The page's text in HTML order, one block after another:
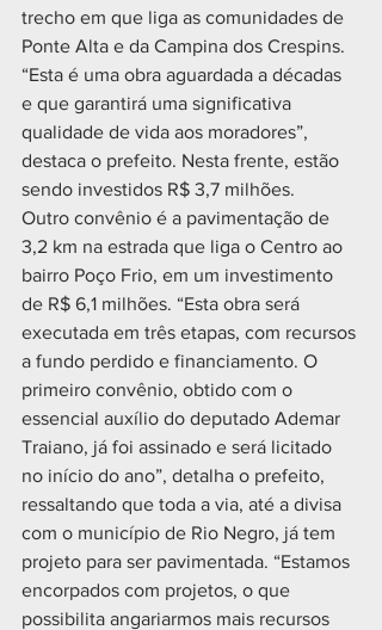
trecho em que liga as comunidades de
Ponte Alta e da Campina dos Crespins.
“Esta é uma obra aguardada a décadas
e que garantirá uma significativa
qualidade de vida aos moradores”,
destaca o prefeito. Nesta frente, estão
sendo investidos R$ 3,7 milhões.
Outro convênio é a pavimentação de
3,2 km na estrada que liga o Centro ao
bairro Poço Frio, em um investimento
de R$ 6,1 milhões. “Esta obra será
executada em três etapas, com recursos
a fundo perdido e financiamento. O
primeiro convênio, obtido com o
essencial auxílio do deputado Ademar
Traiano, já foi assinado e será licitado
no início do ano”, detalha o prefeito,
ressaltando que toda a via, até a divisa
com o município de Rio Negro, já tem
projeto para ser pavimentada. “Estamos
encorpados com projetos, o que
possibilita angariarmos mais recursos